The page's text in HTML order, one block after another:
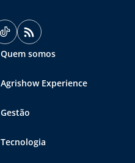
Quem somos
Agrishow Experience
Gestão
Tecnologia